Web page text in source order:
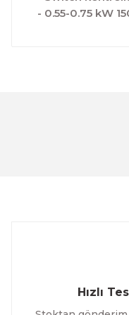
- 0.55-0.75 kW
Hızlı